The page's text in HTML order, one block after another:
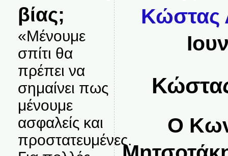
βίας;
«Μένουμε
σπίτι θα
πρέπει να
σημαίνει πως
μένουμε
ασφαλείς και
προστατευμένες.
Κώστας
O